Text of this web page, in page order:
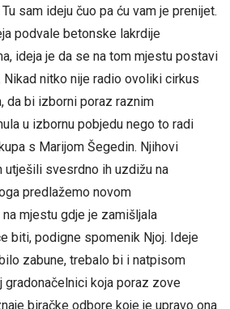
sam ideju čuo pa ću vam je prenijet.
podvale betonske lakrdije
ideja je da se na tom mjestu postavi
Nikad nitko nije radio ovoliki cirkus
da bi izborni poraz raznim
u izbornu pobjedu nego to radi
s Marijom Šegedin. Njihovi
utješili svesrdno ih uzdižu na
predlažemo novom
mjestu gdje je zamišljala
biti, podigne spomenik Njoj. Ideje
zabune, trebalo bi i natpisom
gradonačelnici koja poraz zove
biračke odbore koje je upravo ona